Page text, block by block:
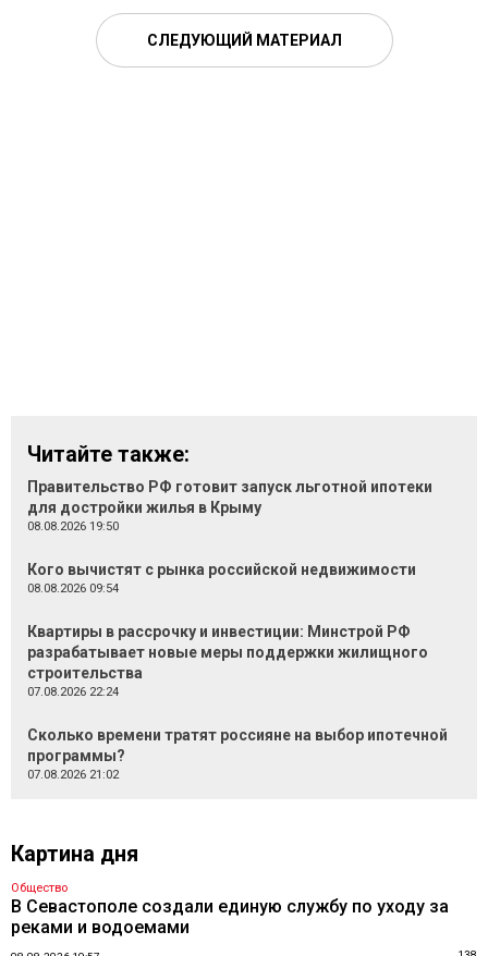
СЛЕДУЮЩИЙ МАТЕРИАЛ
Читайте также:
Правительство РФ готовит запуск льготной ипотеки
для достройки жилья в Крыму
08.08.2026 19:50
Кого вычистят с рынка российской недвижимости
08.08.2026 09:54
Квартиры в рассрочку и инвестиции: Минстрой РФ
разрабатывает новые меры поддержки жилищного
строительства
07.08.2026 22:24
Сколько времени тратят россияне на выбор ипотечной
программы?
07.08.2026 21:02
Картина дня
Общество
В Севастополе создали единую службу по уходу за
реками и водоемами